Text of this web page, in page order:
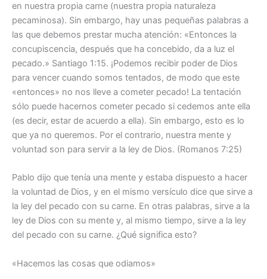
en nuestra propia carne (nuestra propia naturaleza
pecaminosa). Sin embargo, hay unas pequeñas palabras a
las que debemos prestar mucha atención: «Entonces la
concupiscencia, después que ha concebido, da a luz el
pecado.» Santiago 1:15. ¡Podemos recibir poder de Dios
para vencer cuando somos tentados, de modo que este
«entonces» no nos lleve a cometer pecado! La tentación
sólo puede hacernos cometer pecado si cedemos ante ella
(es decir, estar de acuerdo a ella). Sin embargo, esto es lo
que ya no queremos. Por el contrario, nuestra mente y
voluntad son para servir a la ley de Dios. (Romanos 7:25)
Pablo dijo que tenía una mente y estaba dispuesto a hacer
la voluntad de Dios, y en el mismo versículo dice que sirve a
la ley del pecado con su carne. En otras palabras, sirve a la
ley de Dios con su mente y, al mismo tiempo, sirve a la ley
del pecado con su carne. ¿Qué significa esto?
«Hacemos las cosas que odiamos»